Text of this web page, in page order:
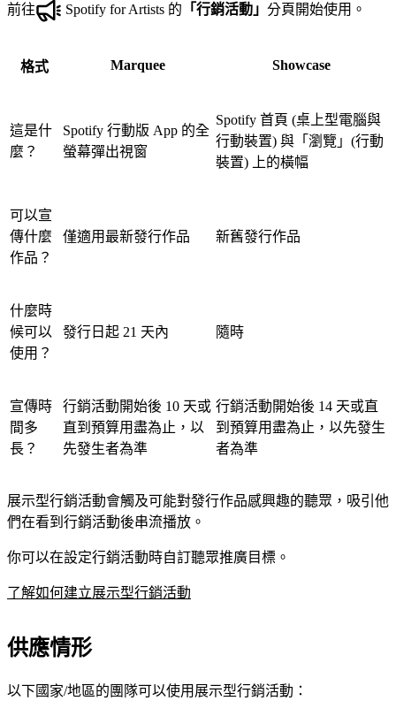
前往 Spotify for Artists 的 「行銷活動」 分頁開始使用。
格式 Marquee Showcase
這是什
麼？
Spotify 行動版 App 的全
螢幕彈出視窗
Spotify 首頁 (桌上型電腦與
行動裝置) 與「瀏覽」(行動
裝置) 上的橫幅
可以宣
傳什麼
作品？
僅適用最新發行作品 新舊發行作品
什麼時
候可以
使用？
發行日起 21 天內 隨時
宣傳時
間多
長？
行銷活動開始後 10 天或
直到預算用盡為止，以
先發生者為準
行銷活動開始後 14 天或直
到預算用盡為止，以先發生
者為準
展示型行銷活動會觸及可能對發行作品感興趣的聽眾，吸引他
們在看到行銷活動後串流播放。
你可以在設定行銷活動時自訂聽眾推廣目標。
了解如何建立展示型行銷活動
供應情形
以下國家/地區的團隊可以使用展示型行銷活動：